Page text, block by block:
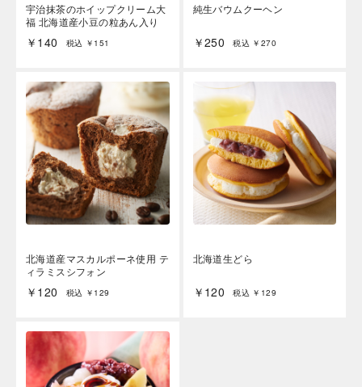
宇治抹茶のホイップクリーム大
福 北海道産小豆の粒あん入り
￥140 税込 ￥151
純生バウムクーヘン
￥250 税込 ￥270
北海道産マスカルポーネ使用 テ
ィラミスシフォン
￥120 税込 ￥129
北海道生どら
￥120 税込 ￥129
岳や末広がりを意味す
れる、こだわりのスイー
さい。
海外 Overseas shops
Indonesia
Singapore
Malaysia
Hong Kong
Thailand